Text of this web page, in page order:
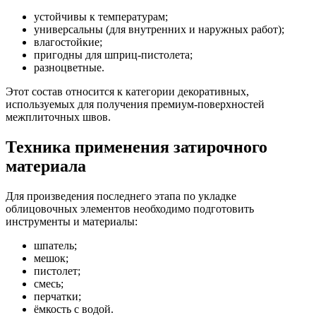
устойчивы к температурам;
универсальны (для внутренних и наружных работ);
влагостойкие;
пригодны для шприц-пистолета;
разноцветные.
Этот состав относится к категории декоративных,
используемых для получения премиум-поверхностей
межплиточных швов.
Техника применения затирочного
материала
Для произведения последнего этапа по укладке
облицовочных элементов необходимо подготовить
инструменты и материалы:
шпатель;
мешок;
пистолет;
смесь;
перчатки;
ёмкость с водой.